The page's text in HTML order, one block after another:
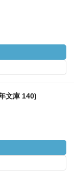
文庫 140)